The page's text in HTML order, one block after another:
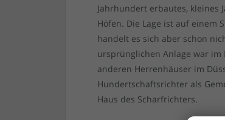
Jahrhundert erbautes, kleines
Höfen. Die Lage ist auf einem
handelt es sich aber schon
ursprünglichen Anlage war im
anderen Herrenhäuser im
Hundertschaftsrichter als
Haus des Scharfrichters.